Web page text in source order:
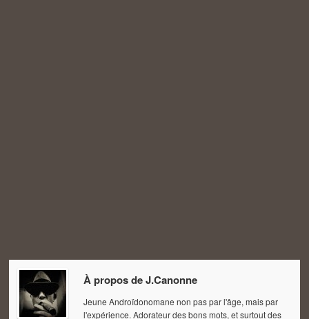
À propos deJ.Canonne
Jeune Androïdonomane non pas par l'âge, mais par
l'expérience. Adorateur des bons mots, et surtout des